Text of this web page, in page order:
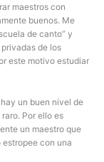
maestros con
buenos. Me
de canto” y
de los
este motivo estudiar
un buen nivel de
Por ello es
un maestro que
estropee con una